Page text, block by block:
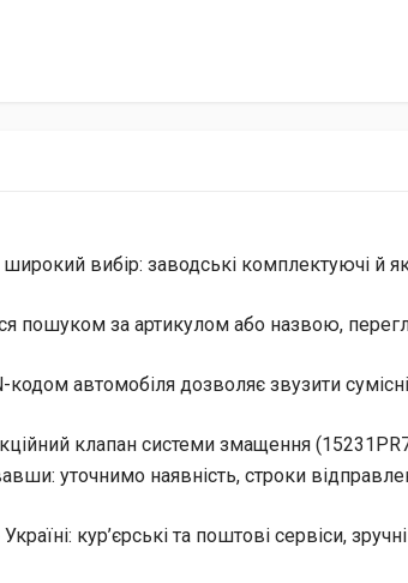
вибір: заводські комплектуючі й
пошуком за артикулом або назвою,
кодом автомобіля дозволяє звузити
клапан системи змащення
уточнимо наявність, строки
кур’єрські та поштові сервіси,